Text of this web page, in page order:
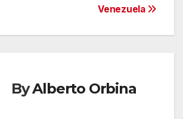
Venezuela
ByAlberto Orbina